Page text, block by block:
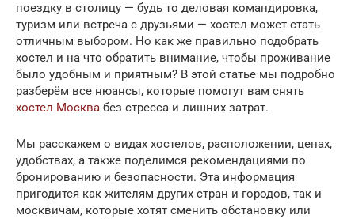
поездку в столицу — будь то деловая командировка,
туризм или встреча с друзьями — хостел может стать
отличным выбором. Но как же правильно подобрать
хостел и на что обратить внимание, чтобы проживание
было удобным и приятным? В этой статье мы подробно
разберём все нюансы, которые помогут вам снять
хостел Москва без стресса и лишних затрат.
Мы расскажем о видах хостелов, расположении, ценах,
удобствах, а также поделимся рекомендациями по
бронированию и безопасности. Эта информация
пригодится как жителям других стран и городов, так и
москвичам, которые хотят сменить обстановку или